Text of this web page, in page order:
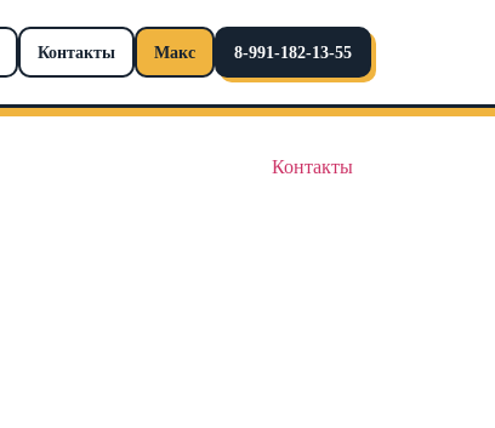
Контакты Макс 8-991-182-13-55
Контакты